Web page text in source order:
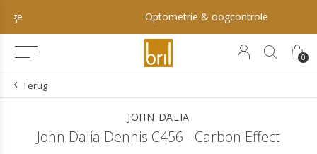
0
Optometrie & oogcontrole
Terug
JOHN DALIA
John Dalia Dennis C456 - Carbon Effect